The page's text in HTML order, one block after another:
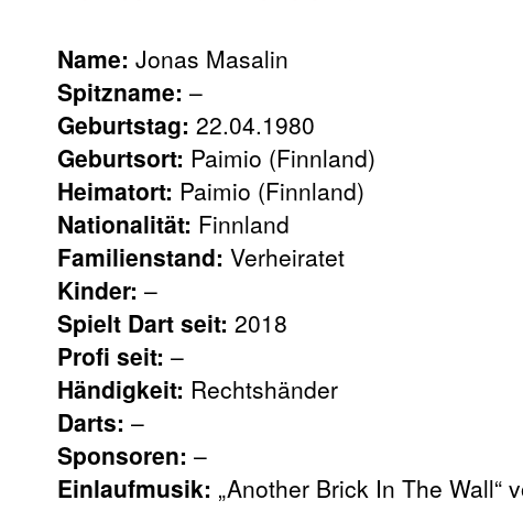
Name: Jonas Masalin
Spitzname: –
Geburtstag: 22.04.1980
Geburtsort: Paimio (Finnland)
Heimatort: Paimio (Finnland)
Nationalität: Finnland
Familienstand: Verheiratet
Kinder: –
Spielt Dart seit: 2018
Profi seit: –
Händigkeit: Rechtshänder
Darts: –
Sponsoren: –
Einlaufmusik: „Another Brick In The Wall“